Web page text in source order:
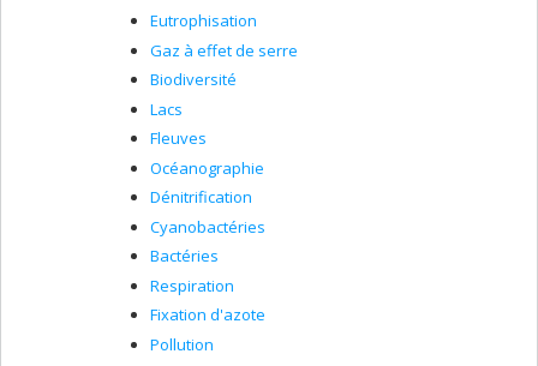
Eutrophisation
Gaz à effet de serre
Biodiversité
Lacs
Fleuves
Océanographie
Dénitrification
Cyanobactéries
Bactéries
Respiration
Fixation d'azote
Pollution